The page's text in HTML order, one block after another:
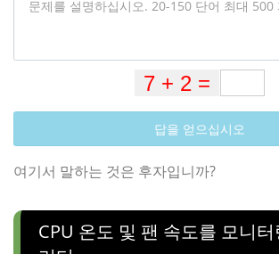
답을 얻으십시오
여기서 말하는 것은 후자입니까?
CPU 온도 및 팬 속도를 모니